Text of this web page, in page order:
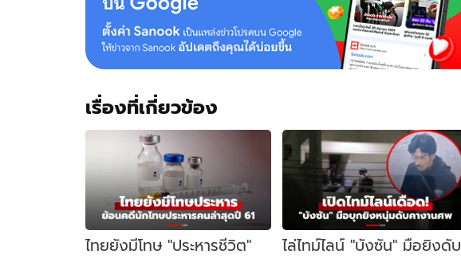
เรื่องที่เกี่ยวข้อง
ไทยยังมีโทษ "ประหารชีวิต"
ไล่ไทม์ไลน์ "บังซัน" มือยิงดับ